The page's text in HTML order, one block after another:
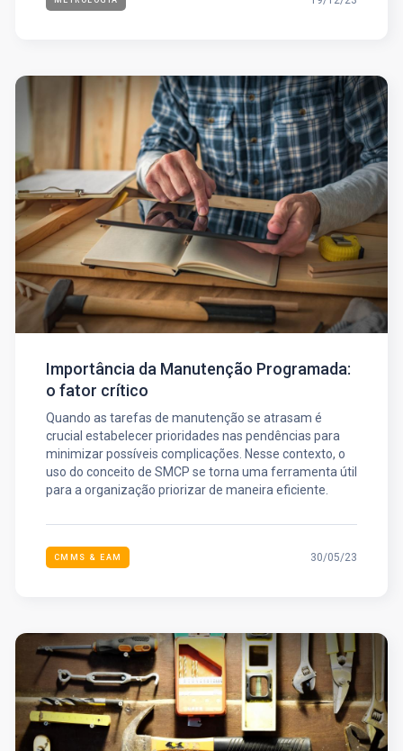
Importância da Manutenção Programada:
o fator crítico
Quando as tarefas de manutenção se atrasam é
crucial estabelecer prioridades nas pendências para
minimizar possíveis complicações. Nesse contexto, o
uso do conceito de SMCP se torna uma ferramenta útil
para a organização priorizar de maneira eficiente.
CMMS & EAM 30/05/23